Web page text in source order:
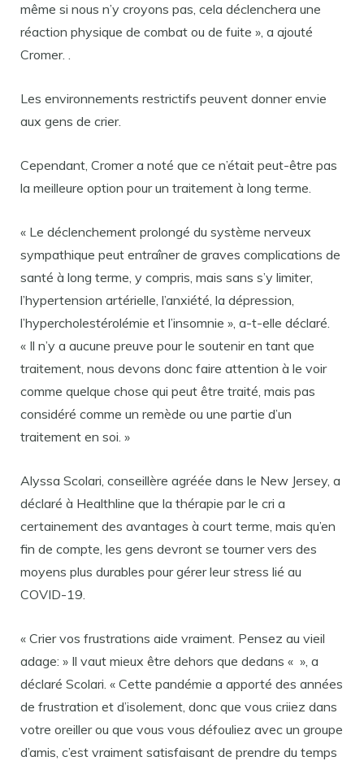
même si nous n’y croyons pas, cela déclenchera une
réaction physique de combat ou de fuite », a ajouté
Cromer. .
Les environnements restrictifs peuvent donner envie
aux gens de crier.
Cependant, Cromer a noté que ce n’était peut-être pas
la meilleure option pour un traitement à long terme.
« Le déclenchement prolongé du système nerveux
sympathique peut entraîner de graves complications de
santé à long terme, y compris, mais sans s’y limiter,
l’hypertension artérielle, l’anxiété, la dépression,
l’hypercholestérolémie et l’insomnie », a-t-elle déclaré.
« Il n’y a aucune preuve pour le soutenir en tant que
traitement, nous devons donc faire attention à le voir
comme quelque chose qui peut être traité, mais pas
considéré comme un remède ou une partie d’un
traitement en soi. »
Alyssa Scolari, conseillère agréée dans le New Jersey, a
déclaré à Healthline que la thérapie par le cri a
certainement des avantages à court terme, mais qu’en
fin de compte, les gens devront se tourner vers des
moyens plus durables pour gérer leur stress lié au
COVID-19.
« Crier vos frustrations aide vraiment. Pensez au vieil
adage: » Il vaut mieux être dehors que dedans « », a
déclaré Scolari. « Cette pandémie a apporté des années
de frustration et d’isolement, donc que vous criiez dans
votre oreiller ou que vous vous défouliez avec un groupe
d’amis, c’est vraiment satisfaisant de prendre du temps